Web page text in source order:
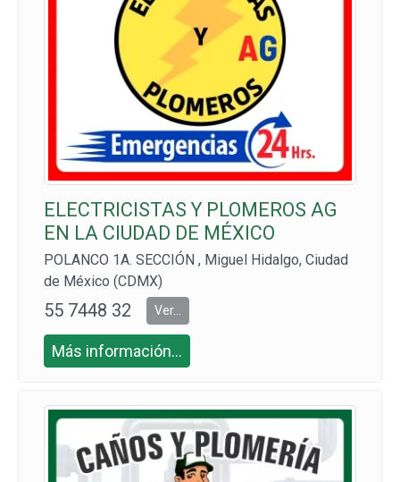
ELECTRICISTAS Y PLOMEROS AG
EN LA CIUDAD DE MÉXICO
POLANCO 1A. SECCIÓN , Miguel Hidalgo, Ciudad
de México (CDMX)
55 7448 32
36
Ver...
Más información...